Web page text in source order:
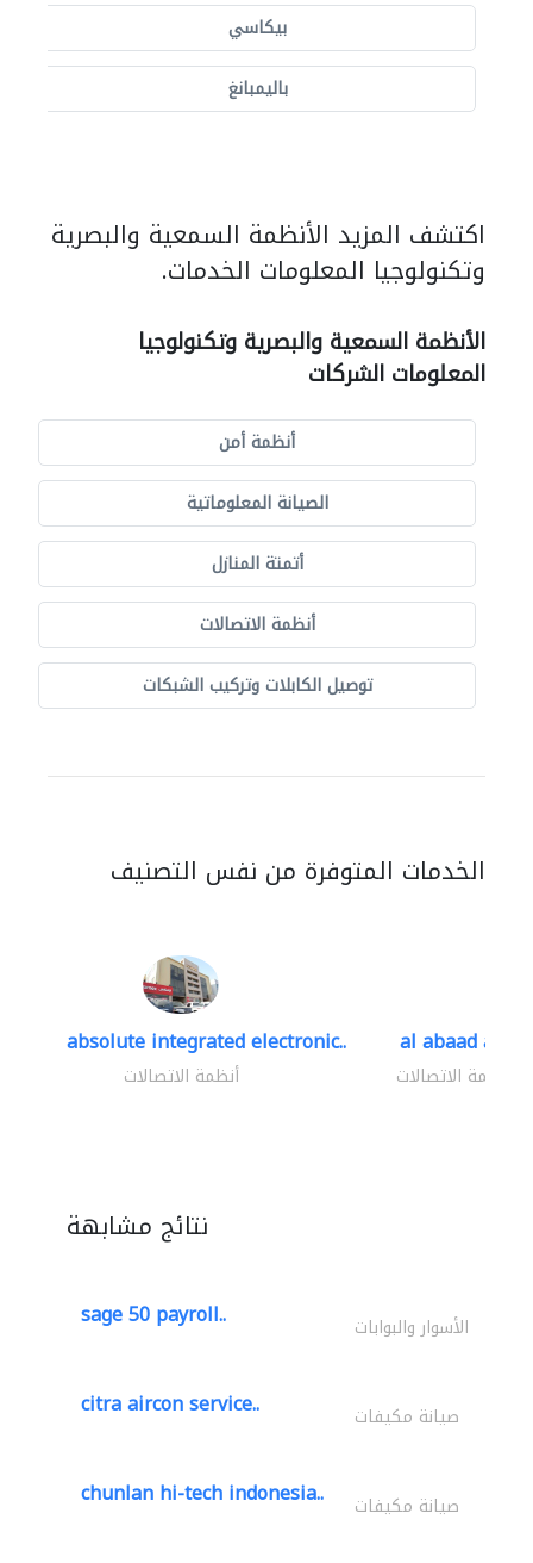
بيكاسي
باليمبانغ
اكتشف المزيد الأنظمة السمعية والبصرية
وتكنولوجيا المعلومات الخدمات.
الأنظمة السمعية والبصرية وتكنولوجيا
المعلومات الشركات
أنظمة أمن
الصيانة المعلوماتية
أتمتة المنازل
أنظمة الاتصالات
توصيل الكابلات وتركيب الشبكات
الخدمات المتوفرة من نفس التصنيف
absolute integrated electronic..
أنظمة الاتصالات
al abaad al..
أنظمة الاتصالات
نتائج مشابهة
sage 50 payroll.. الأسوار والبوابات
citra aircon service.. صيانة مكيفات
chunlan hi-tech indonesia.. صيانة مكيفات